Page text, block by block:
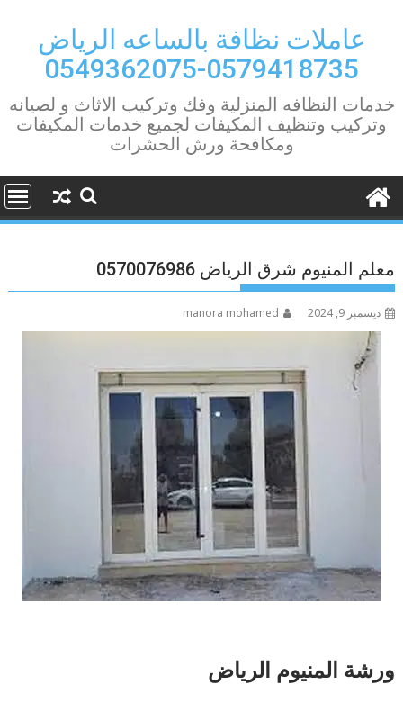
contentعاملات نظافة بالساعه الرياض
0579418735-0549362075
خدمات النظافه المنزلية وفك وتركيب الاثاث و لصيانه
وتركيب وتنظيف المكيفات لجميع خدمات المكيفات
ومكافحة ورش الحشرات
معلم المنيوم شرق الرياض 0570076986
ديسمبر 9, 2024 manora mohamed
ورشة المنيوم الرياض